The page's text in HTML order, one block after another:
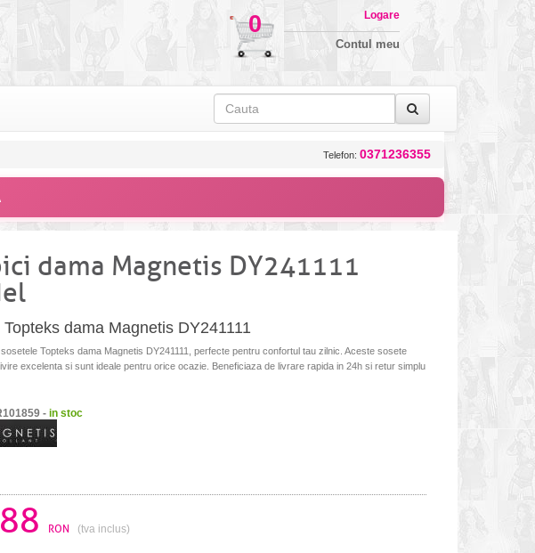
0 Logare
Contul meu
Telefon: 0371236355
dama Magnetis DY241111
Topteks dama Magnetis DY241111
Topteks dama Magnetis DY241111, perfecte pentru confortul tau zilnic. Aceste sosete
excelenta si sunt ideale pentru orice ocazie. Beneficiaza de livrare rapida in 24h si retur simplu
- in stoc
RON (tva inclus)